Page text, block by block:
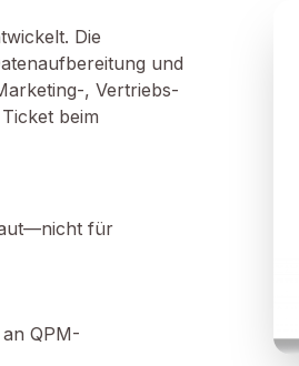
Die
und
, Vertriebs-
beim
für
QPM-